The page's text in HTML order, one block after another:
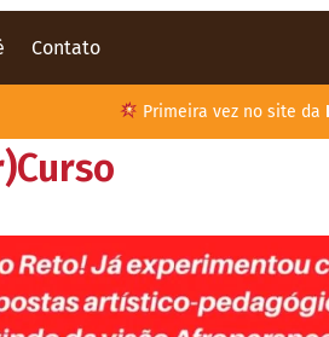
Contato
Primeira vez no site da